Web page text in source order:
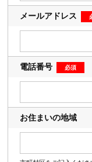
メールアドレス
電話番号
お住まいの地域